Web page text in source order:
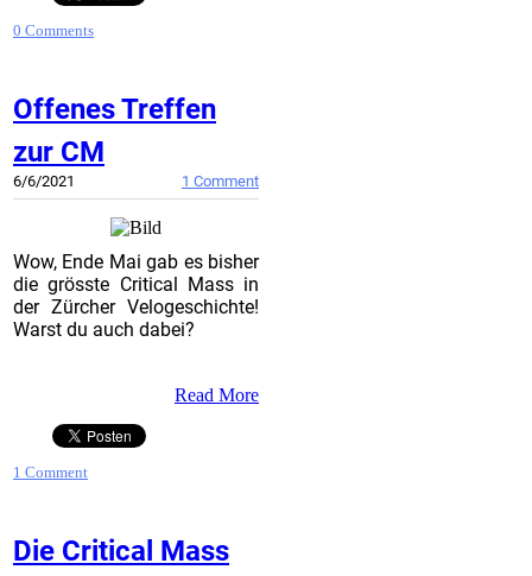
0 Comments
Offenes Treffen
zur CM
6/6/2021 1 Comment
Wow, Ende Mai gab es bisher
die grösste Critical Mass in
der Zürcher Velogeschichte!
Warst du auch dabei?
Read More
1 Comment
Die Critical Mass